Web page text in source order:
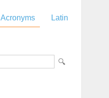
Acronyms Latin